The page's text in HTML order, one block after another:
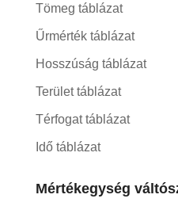
Tömeg táblázat
Űrmérték táblázat
Hosszúság táblázat
Terület táblázat
Térfogat táblázat
Idő táblázat
Mértékegység